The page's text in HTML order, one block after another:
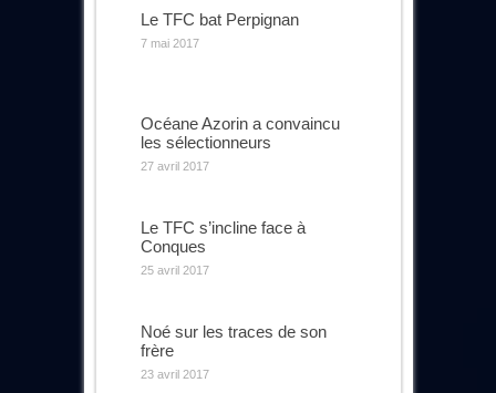
Le TFC bat Perpignan
7 mai 2017
Océane Azorin a convaincu
les sélectionneurs
27 avril 2017
Le TFC s’incline face à
Conques
25 avril 2017
Noé sur les traces de son
frère
23 avril 2017